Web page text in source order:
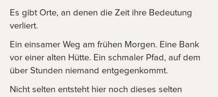
Es gibt Orte, an denen die Zeit ihre Bedeutung
verliert.
Ein einsamer Weg am frühen Morgen. Eine Bank
vor einer alten Hütte. Ein schmaler Pfad, auf dem
über Stunden niemand entgegenkommt.
Nicht selten entsteht hier noch dieses selten